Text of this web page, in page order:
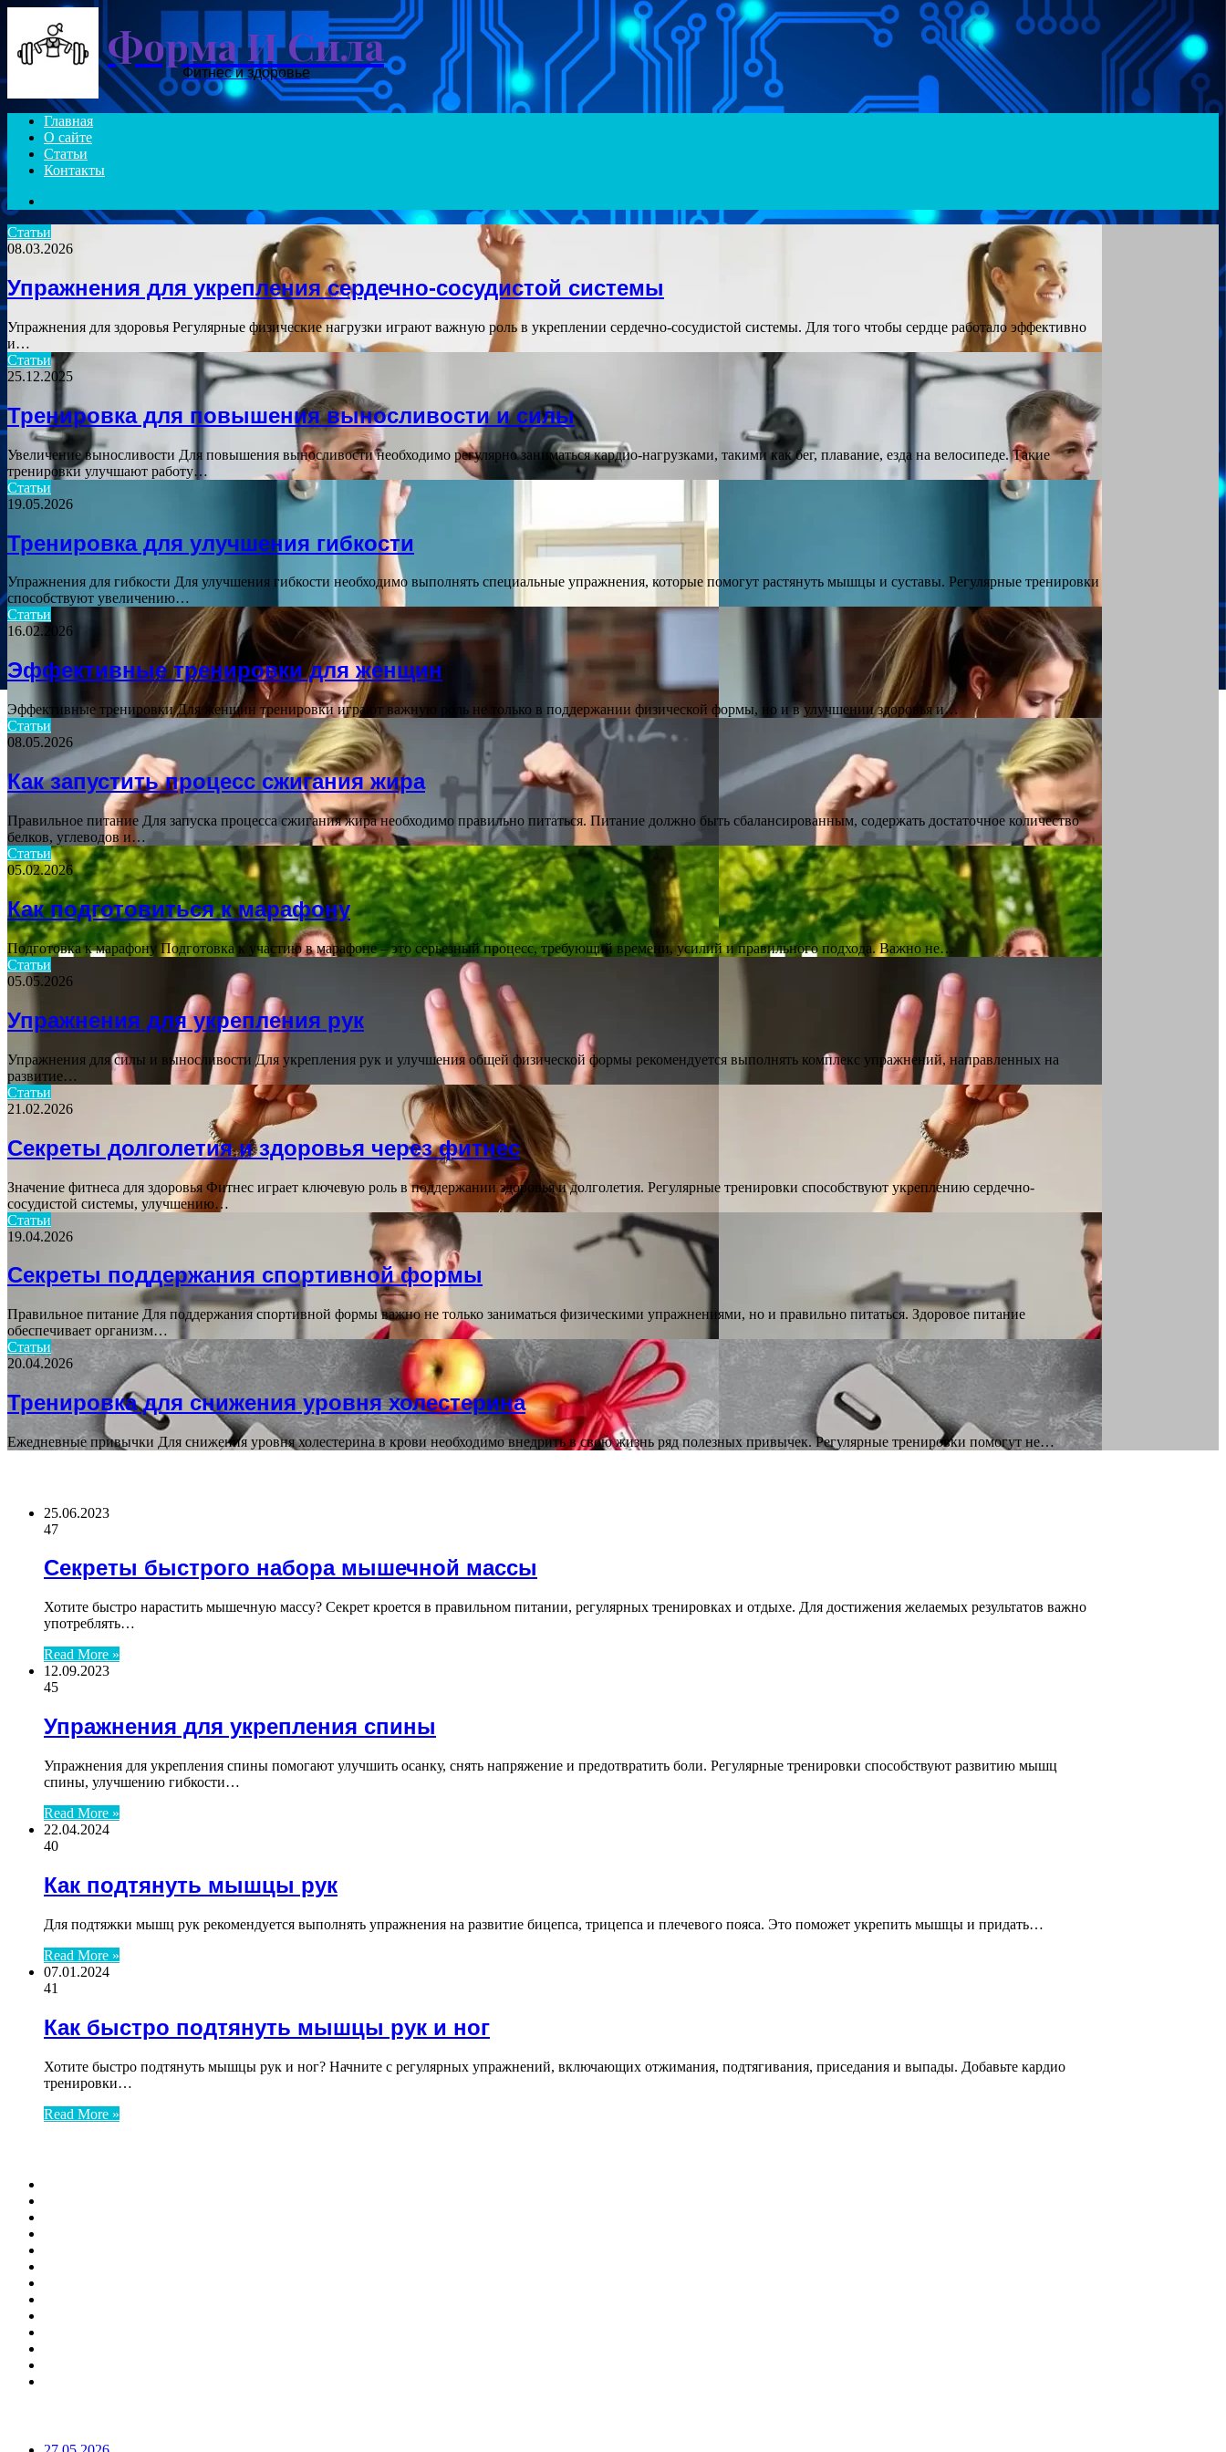
Форма И Сила
Фитнес и здоровье
Главная
О сайте
Статьи
Контакты
Статьи
08.03.2026
Упражнения для укрепления сердечно-сосудистой системы
Упражнения для здоровья Регулярные физические нагрузки играют важную роль в укреплении сердечно-сосудистой системы. Для того чтобы сердце работало эффективно
и…
Статьи
25.12.2025
Тренировка для повышения выносливости и силы
Увеличение выносливости Для повышения выносливости необходимо регулярно заниматься кардио-нагрузками, такими как бег, плавание, езда на велосипеде. Такие
тренировки улучшают работу…
Статьи
19.05.2026
Тренировка для улучшения гибкости
Упражнения для гибкости Для улучшения гибкости необходимо выполнять специальные упражнения, которые помогут растянуть мышцы и суставы. Регулярные тренировки
способствуют увеличению…
Статьи
16.02.2026
Эффективные тренировки для женщин
Эффективные тренировки Для женщин тренировки играют важную роль не только в поддержании физической формы, но и в улучшении здоровья и…
Статьи
08.05.2026
Как запустить процесс сжигания жира
Правильное питание Для запуска процесса сжигания жира необходимо правильно питаться. Питание должно быть сбалансированным, содержать достаточное количество
белков, углеводов и…
Статьи
05.02.2026
Как подготовиться к марафону
Подготовка к марафону Подготовка к участию в марафоне – это серьезный процесс, требующий времени, усилий и правильного подхода. Важно не…
Статьи
05.05.2026
Упражнения для укрепления рук
Упражнения для силы и выносливости Для укрепления рук и улучшения общей физической формы рекомендуется выполнять комплекс упражнений, направленных на
развитие…
Статьи
21.02.2026
Секреты долголетия и здоровья через фитнес
Значение фитнеса для здоровья Фитнес играет ключевую роль в поддержании здоровья и долголетия. Регулярные тренировки способствуют укреплению сердечно-
сосудистой системы, улучшению…
Статьи
19.04.2026
Секреты поддержания спортивной формы
Правильное питание Для поддержания спортивной формы важно не только заниматься физическими упражнениями, но и правильно питаться. Здоровое питание
обеспечивает организм…
Статьи
20.04.2026
Тренировка для снижения уровня холестерина
Ежедневные привычки Для снижения уровня холестерина в крови необходимо внедрить в свою жизнь ряд полезных привычек. Регулярные тренировки помогут не…
25.06.2023
47
Секреты быстрого набора мышечной массы
Хотите быстро нарастить мышечную массу? Секрет кроется в правильном питании, регулярных тренировках и отдыхе. Для достижения желаемых результатов важно
употреблять…
Read More »
12.09.2023
45
Упражнения для укрепления спины
Упражнения для укрепления спины помогают улучшить осанку, снять напряжение и предотвратить боли. Регулярные тренировки способствуют развитию мышц
спины, улучшению гибкости…
Read More »
22.04.2024
40
Как подтянуть мышцы рук
Для подтяжки мышц рук рекомендуется выполнять упражнения на развитие бицепса, трицепса и плечевого пояса. Это поможет укрепить мышцы и придать…
Read More »
07.01.2024
41
Как быстро подтянуть мышцы рук и ног
Хотите быстро подтянуть мышцы рук и ног? Начните с регулярных упражнений, включающих отжимания, подтягивания, приседания и выпады. Добавьте кардио
тренировки…
Read More »